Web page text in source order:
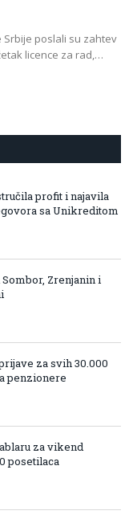
Srbije poslali su zahtev
licence za rad,…
profit i najavila
sa Unikreditom
Zrenjanin i
za svih 30.000
penzionere
za vikend
posetilaca